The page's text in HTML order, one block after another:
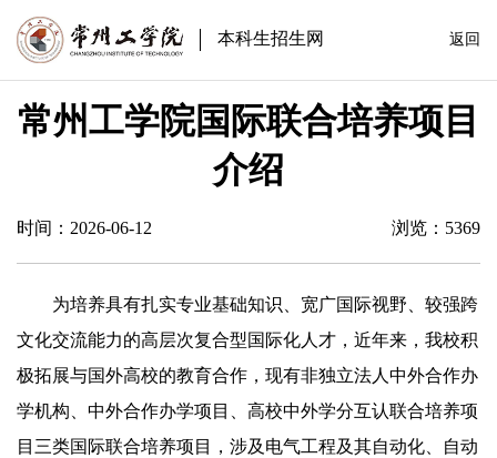
本科生招生网 返回
常州工学院国际联合培养项目
介绍
时间：2026-06-12 浏览： 5369
为培养具有扎实专业基础知识、宽广国际视野、较强跨
文化交流能力的高层次复合型国际化人才，近年来，我校积
极拓展与国外高校的教育合作，现有非独立法人中外合作办
学机构、中外合作办学项目、高校中外学分互认联合培养项
目三类国际联合培养项目，涉及电气工程及其自动化、自动